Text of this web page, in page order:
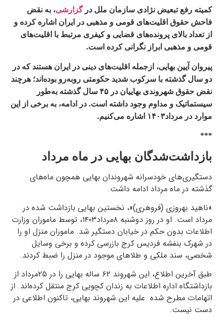
کمیته رفع تبعیض نژادی سازمان ملل در گزارشی، به نقض
فاحش حقوق اقلیت‌های قومی و مذهبی در ایران اشاره کرده و
از تعداد بالای پرونده‌های قضایی و کیفری مرتبط با اقلیت‌های
قومی و مذهبی ابراز نگرانی کرده است.
پیروان آیین بهایی، از‌جمله اقلیت‌های دینی در ایران هستند که در
دو سال گذشته با سرکوب شدید حکومتی روبه‌رو بوده‌اند؛ هرچند
نقض حقوق شهروندی بهاییان در ۴۵ سال گذشته به‌طور
سیستماتیک و مداوم وجود داشته است. در ادامه، به برخی از این
موارد در مرداد۱۴۰۳ اشاره می‌کنیم.
***
بازداشت‌شدگان بهایی در ماه مرداد
دستگیری‌های خودسرانه شهروندان بهایی همچون ماه‌های
گذشته در ماه مرداد ادامه داشت.
«ناهید بهروزی (فروهری)»، نخستین بهایی بازداشت شده در
مرداد است. او در روز دوشنبه ۸مرداد۱۴۰۳، توسط ماموران وزارت
اطلاعات بدون حکم در خیابان دستگیر شد. ماموران منزل او را
در شهرک بنفشه فردیس کرج بازرسی کرده و برخی وسایل
شخصی، سند ملکی و طلاهای موجود در منزل را ضبط کردند.
طبق آخرین اطلاع، این شهروند ۶۲ ساله بهایی را در ۲۵مرداد از
بازداشتگاه اداره اطلاعات به زندان کچویی کرج منتقل کرده‌اند. از
اتهامات مطرح شده علیه این شهروند بهایی، تاکنون اطلاعی در
دست نیست.